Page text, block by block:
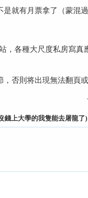
就有月票拿了（蒙混過
，各種大尺度私房寫
否則将出現無法翻頁
錢上大學的我隻能去屠龍